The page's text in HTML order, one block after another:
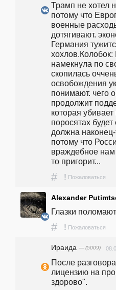
Трамп не хотел
потому что
военные
дотягивают.
Германия
намекнула по
скопилась
освобождения
понимают. чего
продолжит
которая
поросятах
должна
потому что
враждебное
то пригорит...
# ! Пожаловаться
Alexander
Глазки
# ! Пожаловаться
Ираида — (5009)
После
лицензию на
здорово".